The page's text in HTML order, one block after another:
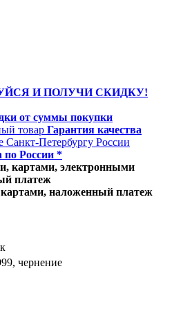
И ПОЛУЧИ СКИДКУ!
от суммы покупки
Гарантия качества
по России *
наложенный платеж
чернение